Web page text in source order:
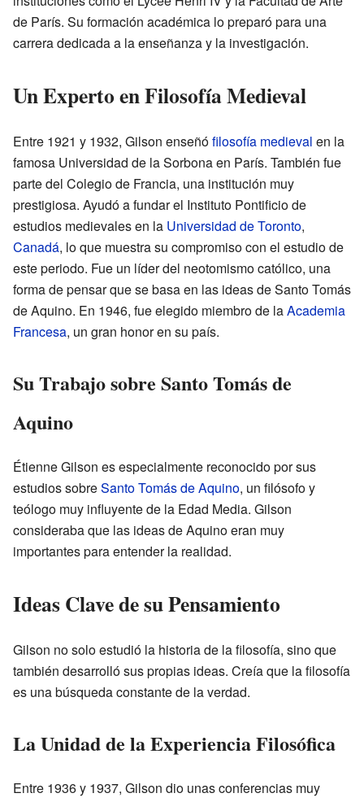
de París. Su formación académica lo preparó para una
carrera dedicada a la enseñanza y la investigación.
Un Experto en Filosofía Medieval
Entre 1921 y 1932, Gilson enseñófilosofía medieval en la
famosa Universidad de la Sorbona en París. También fue
parte del Colegio de Francia, una institución muy
prestigiosa. Ayudó a fundar el Instituto Pontificio de
estudios medievales en la Universidad de Toronto,
Canadá, lo que muestra su compromiso con el estudio de
este periodo. Fue un líder del neotomismo católico, una
forma de pensar que se basa en las ideas de Santo Tomás
de Aquino. En 1946, fue elegido miembro de laAcademia
Francesa, un gran honor en su país.
Su Trabajo sobre Santo Tomás de
Aquino
Étienne Gilson es especialmente reconocido por sus
estudios sobreSanto Tomás de Aquino, un filósofo y
teólogo muy influyente de la Edad Media. Gilson
consideraba que las ideas de Aquino eran muy
importantes para entender la realidad.
Ideas Clave de su Pensamiento
Gilson no solo estudió la historia de la filosofía, sino que
también desarrolló sus propias ideas. Creía que la filosofía
es una búsqueda constante de la verdad.
La Unidad de la Experiencia Filosófica
Entre 1936 y 1937, Gilson dio unas conferencias muy